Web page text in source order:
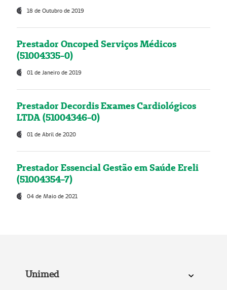
18 de Outubro de 2019
Prestador Oncoped Serviços Médicos
(51004335-0)
01 de Janeiro de 2019
Prestador Decordis Exames Cardiológicos
LTDA (51004346-0)
01 de Abril de 2020
Prestador Essencial Gestão em Saúde Ereli
(51004354-7)
04 de Maio de 2021
Unimed